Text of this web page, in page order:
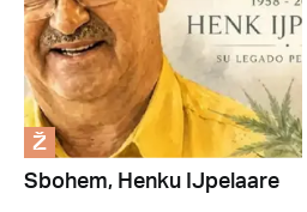
Ž
Sbohem, Henku IJpelaare